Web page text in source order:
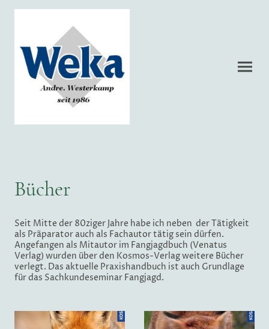
Bücher
Seit Mitte der 80ziger Jahre habe ich neben der Tätigkeit
als Präparator auch als Fachautor tätig sein dürfen.
Angefangen als Mitautor im Fangjagdbuch (Venatus
Verlag) wurden über den Kosmos-Verlag weitere Bücher
verlegt. Das aktuelle Praxishandbuch ist auch Grundlage
für das Sachkundeseminar Fangjagd.